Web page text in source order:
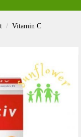
/ Vitamin C